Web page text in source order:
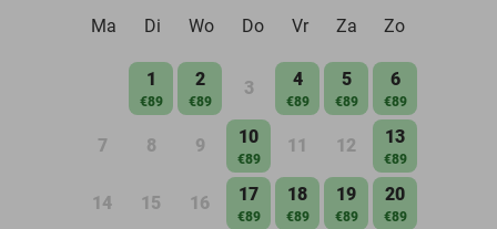
Ma
Di Wo Do Vr Za Zo
1
€89
2
€89
3 4
€89
5
€89
6
€89
7 8 9 10
€89
11 12 13
€89
14 15 16 17
€89
18
€89
19
€89
20
€89